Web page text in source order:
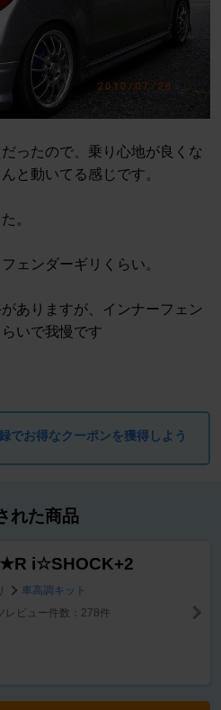
ったので、乗り心地が良くな
と動いてる感じです。
。
ェンダーギリくらい。
ありますが、インナーフェン
いで我慢です
でお得なクーポンを獲得しよう
れた商品
i☆SHOCK+2
車高調キット
レビュー件数：278件